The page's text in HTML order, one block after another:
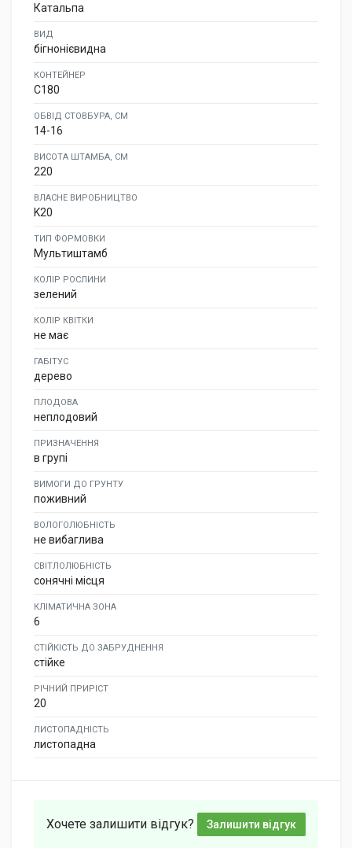
Катальпа
ВИД
бігнонієвидна
КОНТЕЙНЕР
C180
ОБВІД СТОВБУРА, СМ
14-16
ВИСОТА ШТАМБА, СМ
220
ВЛАСНЕ ВИРОБНИЦТВО
K20
ТИП ФОРМОВКИ
Мультиштамб
КОЛІР РОСЛИНИ
зелений
КОЛІР КВІТКИ
не має
ГАБІТУС
дерево
ПЛОДОВА
неплодовий
ПРИЗНАЧЕННЯ
в групі
ВИМОГИ ДО ГРУНТУ
поживний
ВОЛОГОЛЮБНІСТЬ
не вибаглива
СВІТЛОЛЮБНІСТЬ
сонячні місця
КЛІМАТИЧНА ЗОНА
6
СТІЙКІСТЬ ДО ЗАБРУДНЕННЯ
стійке
РІЧНИЙ ПРИРІСТ
20
ЛИСТОПАДНІСТЬ
листопадна
Хочете залишити відгук? Залишити відгук